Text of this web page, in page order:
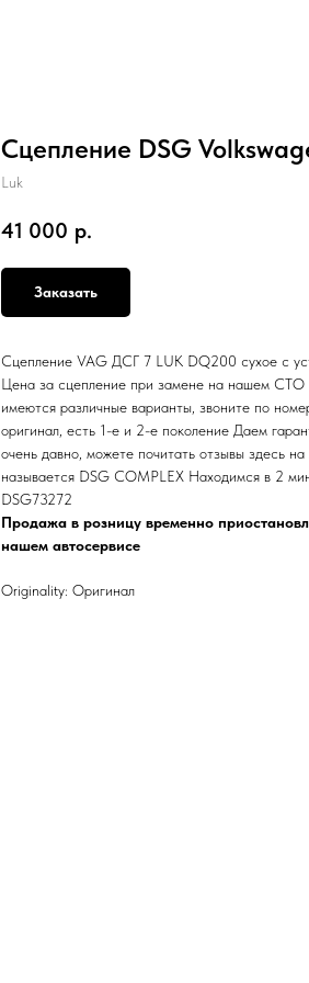
Сцепление DSG
Luk
41 000 р.
Заказать
Сцепление VAG ДСГ 7 LUK DQ200 сухое с
Цена за сцепление при замене на нашем СТО
имеются различные варианты, звоните по
оригинал, есть 1-е и 2-е поколение Даем
очень давно, можете почитать отзывы здесь
называется DSG COMPLEX Находимся в 2
DSG73272
Продажа в розницу временно
нашем автосервисе
Originality: Оригинал